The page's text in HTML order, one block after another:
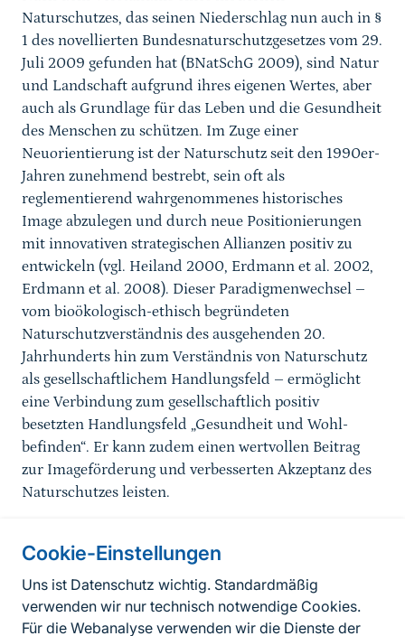
Cookie-Einstellungen
Uns ist Datenschutz wichtig. Standardmäßig
verwenden wir nur technisch notwendige Cookies.
Für die Webanalyse verwenden wir die Dienste der
Naturschutzes, das seinen Niederschlag nun auch in §
1 des novellierten Bundesnaturschutzgesetzes vom 29.
Juli 2009 gefunden hat (BNatSchG 2009), sind Natur
und Landschaft aufgrund ihres eigenen Wertes, aber
auch als Grundlage für das Leben und die Gesundheit
des Menschen zu schützen. Im Zuge einer
Neuorientierung ist der Naturschutz seit den 1990er-
Jahren zunehmend bestrebt, sein oft als
reglementierend wahrgenommenes historisches
Image abzulegen und durch neue Positionierungen
mit innovativen strategischen Allianzen positiv zu
entwickeln (vgl. Heiland 2000, Erdmann et al. 2002,
Erdmann et al. 2008). Dieser Paradigmenwechsel –
vom bioökologisch-ethisch begründeten
Naturschutzverständnis des ausgehenden 20.
Jahrhunderts hin zum Verständnis von Naturschutz
als gesellschaftlichem Handlungsfeld – ermöglicht
eine Verbindung zum gesellschaftlich positiv
besetzten Handlungsfeld „Gesundheit und Wohl-
befinden“. Er kann zudem einen wertvollen Beitrag
zur Imageförderung und verbesserten Akzeptanz des
Naturschutzes leisten.
Informationen zur Seite
FußzeileKontakt zum BfN